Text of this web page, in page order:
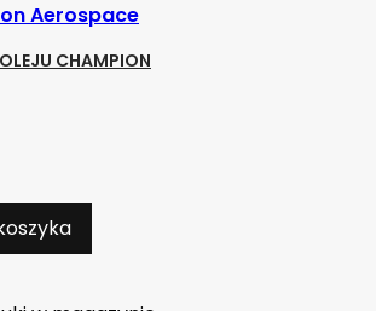
Aerospace
CHAMPION